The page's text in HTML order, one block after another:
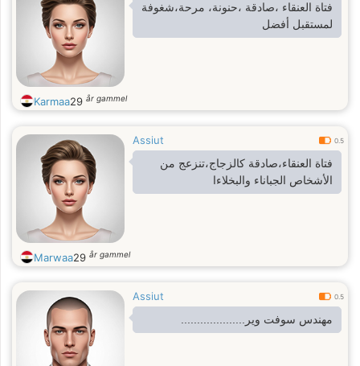
فتاة العنقاء ،صادقة ،حنونة، مرحة،شغوفة
لمستقبل أفضل
Karmaa29 år gammel
Assiut 0.5
فتاة العنقاء،صادقة كالزجاج،تنزعج من
الأشخاص الجباناء والبخلاءا
Marwaa29 år gammel
Assiut 0.5
مهندس سوفت وير....................